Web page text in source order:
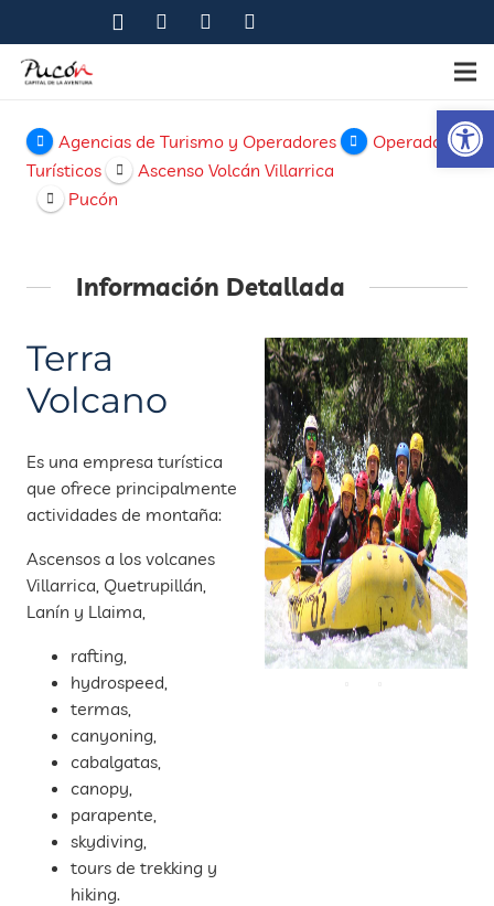
Agencias de Turismo y Operadores
Operadores
Turísticos
Ascenso Volcán Villarrica
Pucón
Información Detallada
Terra
Volcano
Es una empresa turística
que ofrece principalmente
actividades de montaña:
Ascensos a los volcanes
Villarrica, Quetrupillán,
Lanín y Llaima,
rafting,
hydrospeed,
termas,
canyoning,
cabalgatas,
canopy,
parapente,
skydiving,
tours de trekking y
hiking.